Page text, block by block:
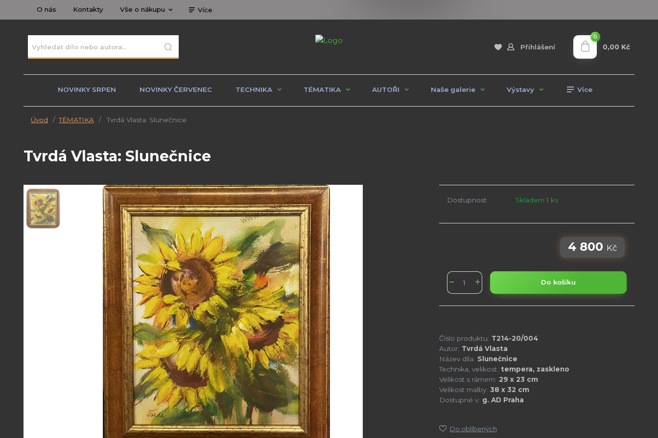
O nás Kontakty Vše o nákupu Více
Přihlášení
0
0,00 Kč
NOVINKY SRPEN NOVINKY ČERVENEC TECHNIKA TÉMATIKA AUTOŘI Naše galerie Výstavy Více
Úvod TÉMATIKA Tvrdá Vlasta: Slunečnice
Tvrdá Vlasta: Slunečnice
Dostupnost Skladem 1 ks
4 800 Kč
Do košíku
Číslo produktu: T214-20/004
Autor: Tvrdá Vlasta
Název díla: Slunečnice
Technika, velikost: tempera, zaskleno
Velikost s rámem: 29 x 23 cm
Velikost malby: 38 x 32 cm
Dostupné v: g. AD Praha
Do oblíbených